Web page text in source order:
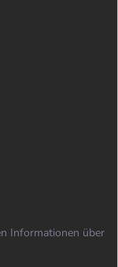
Informationen über